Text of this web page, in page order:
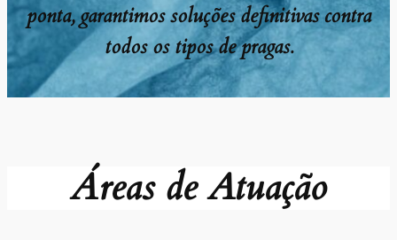
ponta, garantimos soluções definitivas contra
todos os tipos de pragas.
Áreas de Atuação